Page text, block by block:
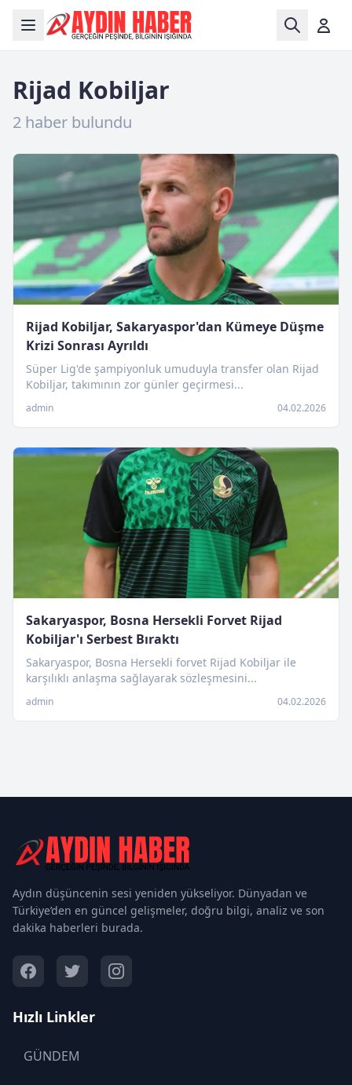
Rijad Kobiljar
2 haber bulundu
Rijad Kobiljar, Sakaryaspor'dan Kümeye Düşme
Krizi Sonrası Ayrıldı
Süper Lig'de şampiyonluk umuduyla transfer olan Rijad
Kobiljar, takımının zor günler geçirmesi...
admin 04.02.2026
Sakaryaspor, Bosna Hersekli Forvet Rijad
Kobiljar'ı Serbest Bıraktı
Sakaryaspor, Bosna Hersekli forvet Rijad Kobiljar ile
karşılıklı anlaşma sağlayarak sözleşmesini...
admin 04.02.2026
Aydın düşüncenin sesi yeniden yükseliyor. Dünyadan ve
Türkiye’den en güncel gelişmeler, doğru bilgi, analiz ve son
dakika haberleri burada.
Hızlı Linkler
GÜNDEM